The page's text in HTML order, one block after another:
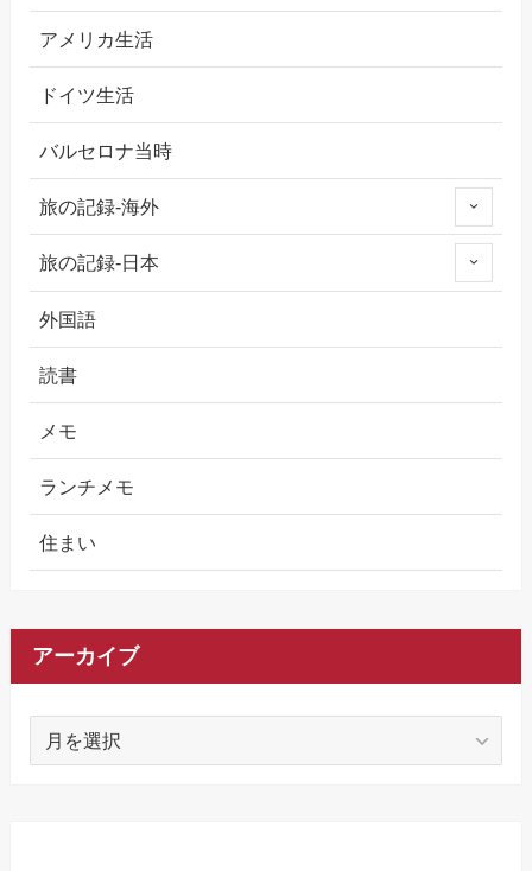
アメリカ生活
ドイツ生活
バルセロナ当時
旅の記録-海外
旅の記録-日本
外国語
読書
メモ
ランチメモ
住まい
アーカイブ